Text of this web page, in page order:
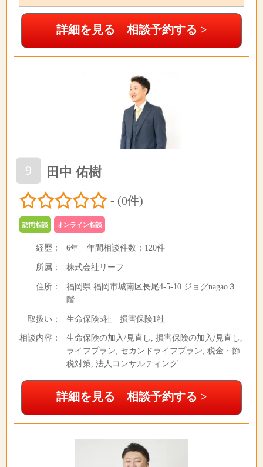
詳細を見る 相談予約する >
9
田中 佑樹
- (0件)
訪問相談 オンライン相談
経歴： 6年年間相談件数： 120件
所属： 株式会社リーフ
住所：
福岡県 福岡市城南区長尾4-5-10 ジョグnagao３
階
取扱い： 生命保険5社 損害保険1社
相談内容：
生命保険の加入/見直し, 損害保険の加入/見直し,
ライフプラン, セカンドライフプラン, 税金・節
税対策, 法人コンサルティング
詳細を見る 相談予約する >